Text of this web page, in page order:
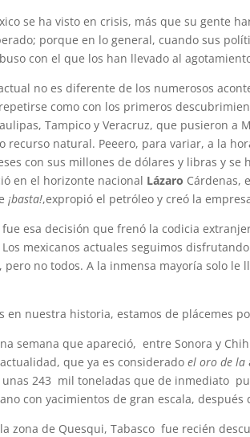
se ha visto en crisis, más que su gente
porque en lo general, cuando sus
con el que los han llevado al
no es diferente de los numerosos
como con los primeros
Tampico y Veracruz, que pusieron a
recurso natural. Peeero, para variar, a la
con sus millones de dólares y libras y
en el horizonte nacional Lázaro Cárdenas,
¡basta!,expropió el petróleo y creó la
esa decisión que frenó la codicia
mexicanos actuales seguimos
pero no todos. A la inmensa mayoría solo
en nuestra historia, estamos de plácemes
semana que apareció, entre Sonora y
que ya es consideradoel oro de la
243 mil toneladas que de inmediato
con yacimientos de gran escala, después
zona de Quesqui, Tabasco fue recién